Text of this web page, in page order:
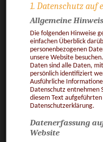
1. Datenschutz auf
Allgemeine
Die folgenden Hinweise
einfachen Überblick
personenbezogenen
unsere Website
Daten sind alle Daten,
persönlich identifiziert
Ausführliche
Datenschutz entnehmen
diesem Text aufgeführten
Datenschutzerklärung.
Datenerfassung
Website